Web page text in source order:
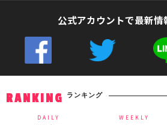
公式アカウントで最新情
RANKING ランキング
DAILY WEEKLY